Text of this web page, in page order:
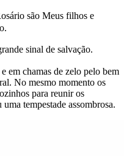
são Meus filhos e
sinal de salvação.
em chamas de zelo pelo bem
No mesmo momento os
para reunir os
tempestade assombrosa.